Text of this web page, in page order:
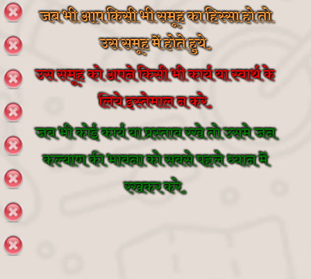
जब भी आप किसी भी समूह का हिस्सा हो तो
उस समूह में होते हुये,
उस समूह को अपने किसी भी कार्य या स्वार्थ के
लिये इस्तेमाल न करे,
जब भी कोई कार्य या प्रस्ताव रखे तो उसमे जन
कल्याण की भावना को सबसे पहले ध्यान में
रखकर करे,